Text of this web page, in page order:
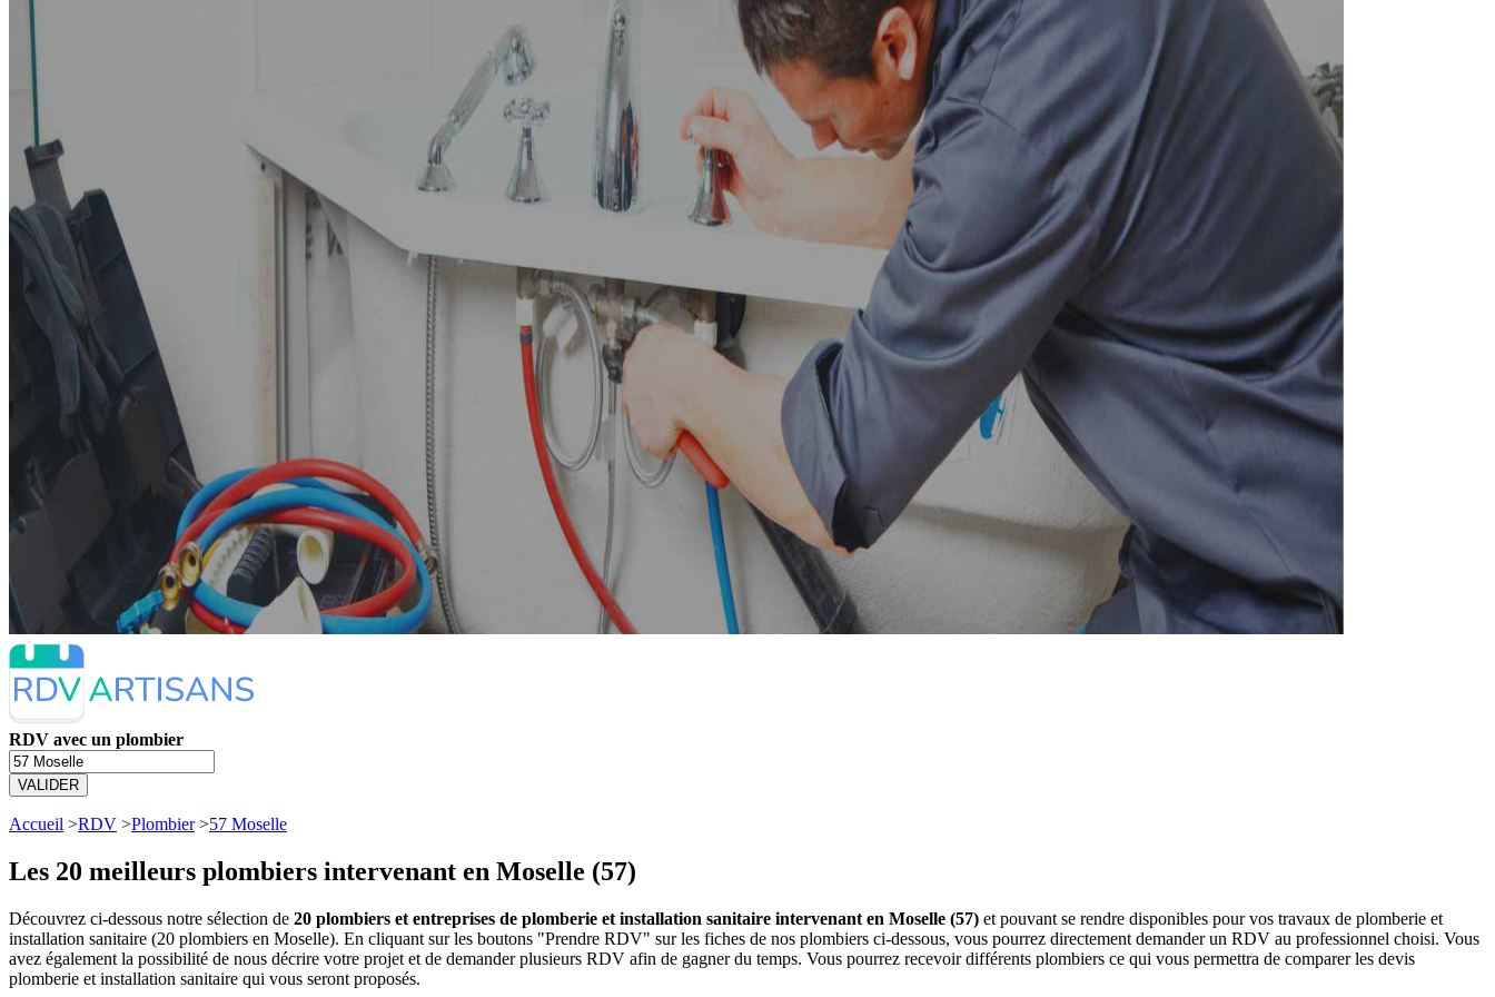
RDV avec un plombier
VALIDER
Accueil >RDV >Plombier>57 Moselle
Les 20 meilleurs plombiers intervenant en Moselle (57)
Découvrez ci-dessous notre sélection de 20 plombiers et entreprises de plomberie et installation sanitaire intervenant en Moselle (57) et pouvant se rendre disponibles pour vos travaux de plomberie et
installation sanitaire (20 plombiers en Moselle). En cliquant sur les boutons "Prendre RDV" sur les fiches de nos plombiers ci-dessous, vous pourrez directement demander un RDV au professionnel choisi. Vous
avez également la possibilité de nous décrire votre projet et de demander plusieurs RDV afin de gagner du temps. Vous pourrez recevoir différents plombiers ce qui vous permettra de comparer les devis
plomberie et installation sanitaire qui vous seront proposés.